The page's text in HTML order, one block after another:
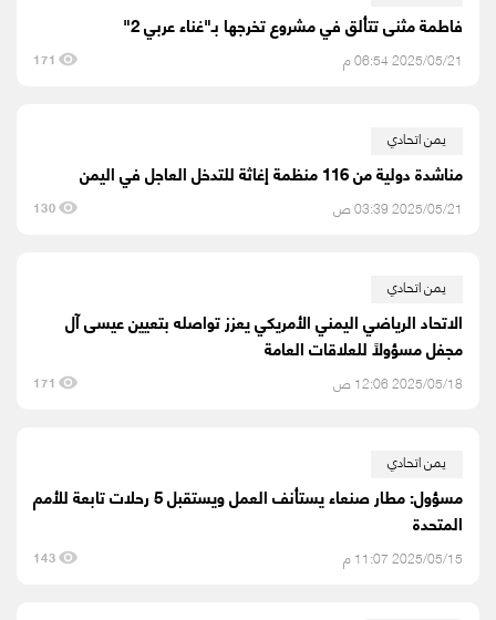
فاطمة مثنى تتألق في مشروع تخرجها بـ"غناء عربي 2"
2025/05/21 06:54 م 171
يمن اتحادي
مناشدة دولية من 116 منظمة إغاثة للتدخل العاجل في اليمن
2025/05/21 03:39 ص 130
يمن اتحادي
الاتحاد الرياضي اليمني الأمريكي يعزز تواصله بتعيين عيسى آل
مجفل مسؤولًا للعلاقات العامة
2025/05/18 12:06 ص 171
يمن اتحادي
مسؤول: مطار صنعاء يستأنف العمل ويستقبل 5 رحلات تابعة للأمم
المتحدة
2025/05/15 11:07 م 143